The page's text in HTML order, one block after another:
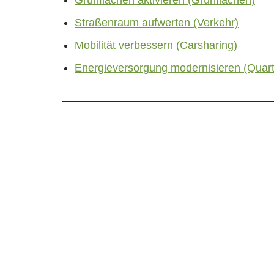
Straßenraum aufwerten (Verkehr)
Mobilität verbessern (Carsharing)
Energieversorgung modernisieren